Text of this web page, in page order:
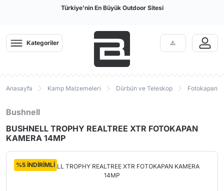
Türkiye'nin En Büyük Outdoor Sitesi
Kategoriler
Anasayfa Kamp Malzemeleri Dürbün ve Teleskop
Bushnell
BUSHNELL TROPHY REALTREE XTR FOTOKAPAN
KAMERA 14MP
%5 İNDİRİMLİ